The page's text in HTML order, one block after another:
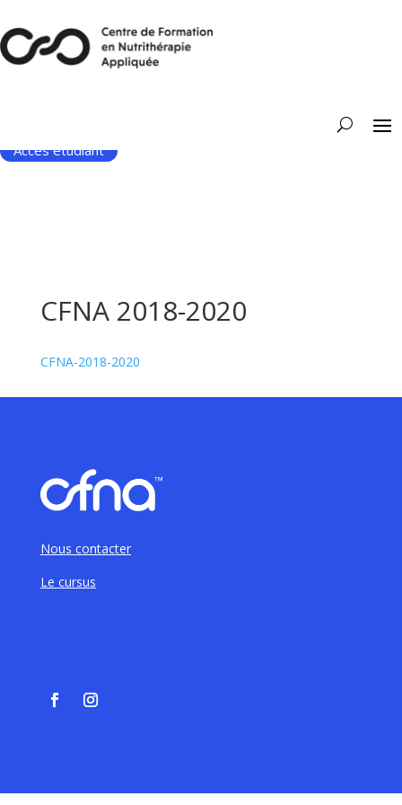
Accès étudiant
CFNA 2018-2020
CFNA-2018-2020
Nous contacter
Le cursus